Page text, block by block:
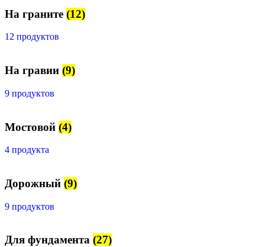
На граните (12)
12 продуктов
На гравии (9)
9 продуктов
Мостовой (4)
4 продукта
Дорожный (9)
9 продуктов
Для фундамента (27)